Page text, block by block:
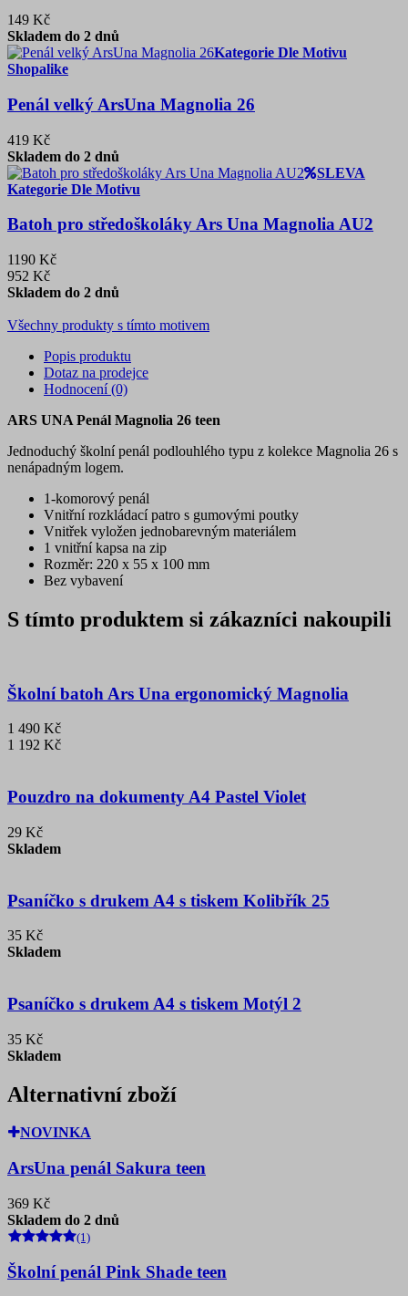
149 Kč
Skladem do 2 dnů
Kategorie Dle Motivu
Shopalike
Penál velký ArsUna Magnolia 26
419 Kč
Skladem do 2 dnů
SLEVA
Kategorie Dle Motivu
Batoh pro středoškoláky Ars Una Magnolia AU2
1190 Kč
952 Kč
Skladem do 2 dnů
Všechny produkty s tímto motivem
Popis produktu
Dotaz na prodejce
Hodnocení (0)
ARS UNA Penál Magnolia 26 teen
Jednoduchý školní penál podlouhlého typu z kolekce Magnolia 26 s
nenápadným logem.
1-komorový penál
Vnitřní rozkládací patro s gumovými poutky
Vnitřek vyložen jednobarevným materiálem
1 vnitřní kapsa na zip
Rozměr: 220 x 55 x 100 mm
Bez vybavení
S tímto produktem si zákazníci nakoupili
Školní batoh Ars Una ergonomický Magnolia
1 490 Kč
1 192 Kč
Pouzdro na dokumenty A4 Pastel Violet
29 Kč
Skladem
Psaníčko s drukem A4 s tiskem Kolibřík 25
35 Kč
Skladem
Psaníčko s drukem A4 s tiskem Motýl 2
35 Kč
Skladem
Alternativní zboží
NOVINKA
ArsUna penál Sakura teen
369 Kč
Skladem do 2 dnů
(1)
Školní penál Pink Shade teen